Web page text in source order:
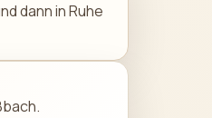
dann in Ruhe